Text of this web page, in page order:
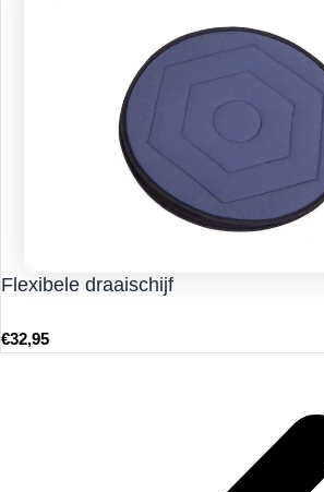
Flexibele draaischijf
€32,95